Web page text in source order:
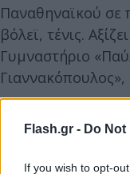
Flash.gr - Do
If you wish to opt-
Παναθηναϊκού σε
βόλεϊ, τένις.
Γυμναστήριο
Αποτέλεσε το
χωρητικότητα